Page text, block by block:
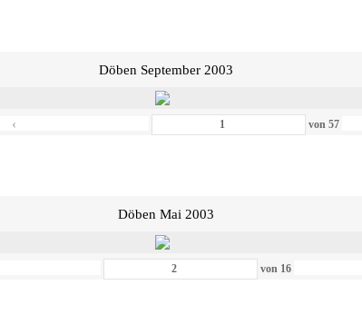
Döben September 2003
‹ von57
Döben Mai 2003
von 16